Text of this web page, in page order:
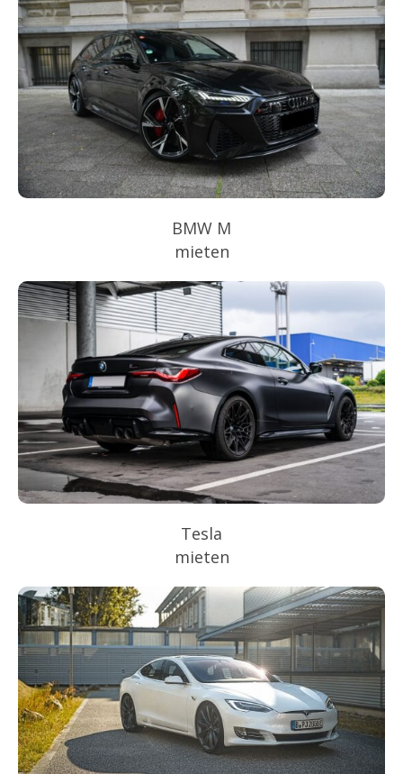
BMW M
mieten
Tesla
mieten